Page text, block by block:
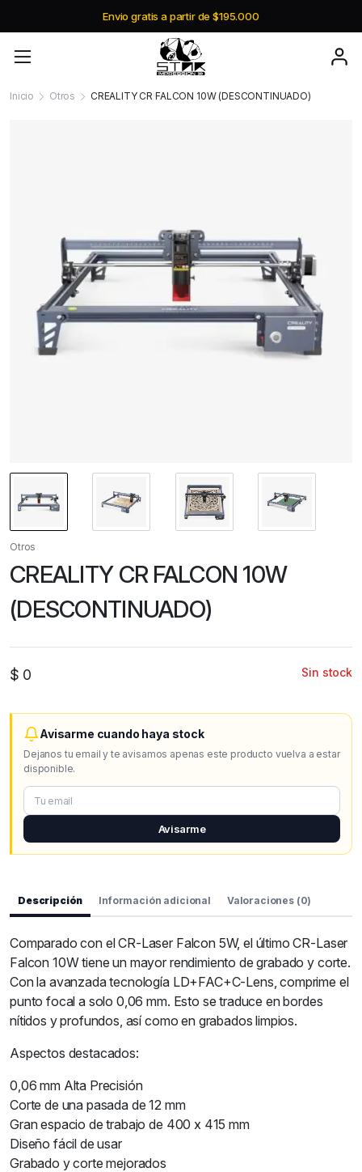
Envio gratis a partir de $195.000
Inicio Otros CREALITY CR FALCON 10W (DESCONTINUADO)
Otros
CREALITY CR FALCON 10W
(DESCONTINUADO)
$ 0 Sin stock
Avisarme cuando haya stock
Dejanos tu email y te avisamos apenas este producto vuelva a estar
disponible.
Avisarme
Descripción Información adicional Valoraciones (0)
Comparado con el CR-Laser Falcon 5W, el último CR-Laser
Falcon 10W tiene un mayor rendimiento de grabado y corte.
Con la avanzada tecnología LD+FAC+C-Lens, comprime el
punto focal a solo 0,06 mm. Esto se traduce en bordes
nítidos y profundos, así como en grabados limpios.
Aspectos destacados:
0,06 mm Alta Precisión
Corte de una pasada de 12 mm
Gran espacio de trabajo de 400 x 415 mm
Diseño fácil de usar
Grabado y corte mejorados